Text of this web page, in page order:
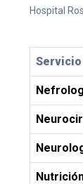
Hospital
Servicio